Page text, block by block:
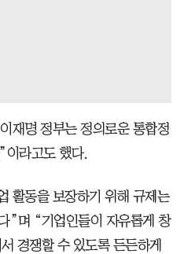
재명 정부는 정의로운 통합정
이라고도 했다.
활동을 보장하기 위해 규제는
”며 “기업인들이 자유롭게 창
경쟁할 수 있도록 든든하게